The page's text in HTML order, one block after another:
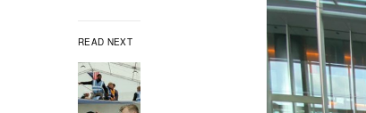
READ NEXT